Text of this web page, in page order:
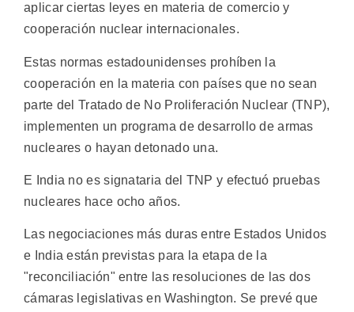
aplicar ciertas leyes en materia de comercio y
cooperación nuclear internacionales.
Estas normas estadounidenses prohíben la
cooperación en la materia con países que no sean
parte del Tratado de No Proliferación Nuclear (TNP),
implementen un programa de desarrollo de armas
nucleares o hayan detonado una.
E India no es signataria del TNP y efectuó pruebas
nucleares hace ocho años.
Las negociaciones más duras entre Estados Unidos
e India están previstas para la etapa de la
"reconciliación" entre las resoluciones de las dos
cámaras legislativas en Washington. Se prevé que